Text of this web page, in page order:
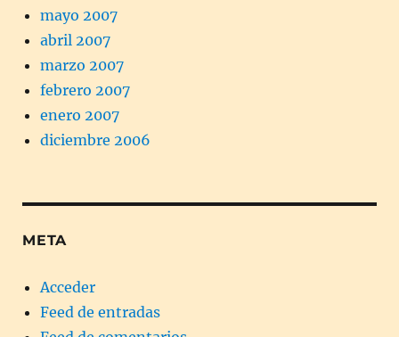
mayo 2007
abril 2007
marzo 2007
febrero 2007
enero 2007
diciembre 2006
META
Acceder
Feed de entradas